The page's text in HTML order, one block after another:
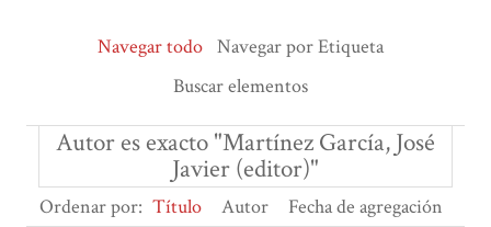
Navegar todo Navegar por Etiqueta
Buscar elementos
Autor es exacto "Martínez García, José
Javier (editor)"
Ordenar por: Título Autor Fecha de agregación